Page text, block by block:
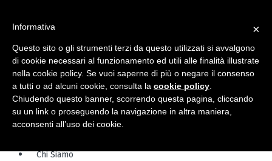
Chi Siamo
×
Informativa
Questo sito o gli strumenti terzi da questo utilizzati si avvalgono
di cookie necessari al funzionamento ed utili alle finalità illustrate
nella cookie policy. Se vuoi saperne di più o negare il consenso
a tutti o ad alcuni cookie, consulta la cookie policy
Chiudendo questo banner, scorrendo questa pagina, cliccando
su un link o proseguendo la navigazione in altra maniera,
acconsenti all’uso dei cookie.